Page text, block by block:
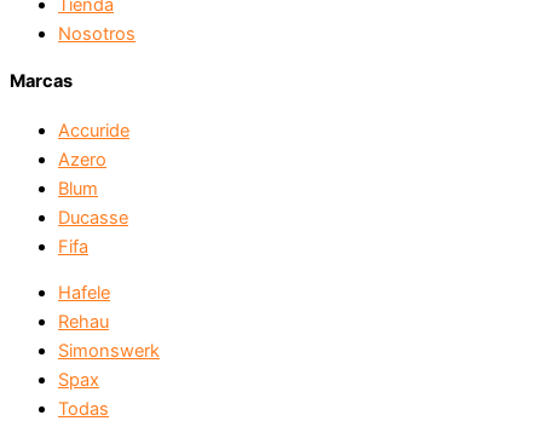
Tienda
Nosotros
Marcas
Accuride
Azero
Blum
Ducasse
Fifa
Hafele
Rehau
Simonswerk
Spax
Todas